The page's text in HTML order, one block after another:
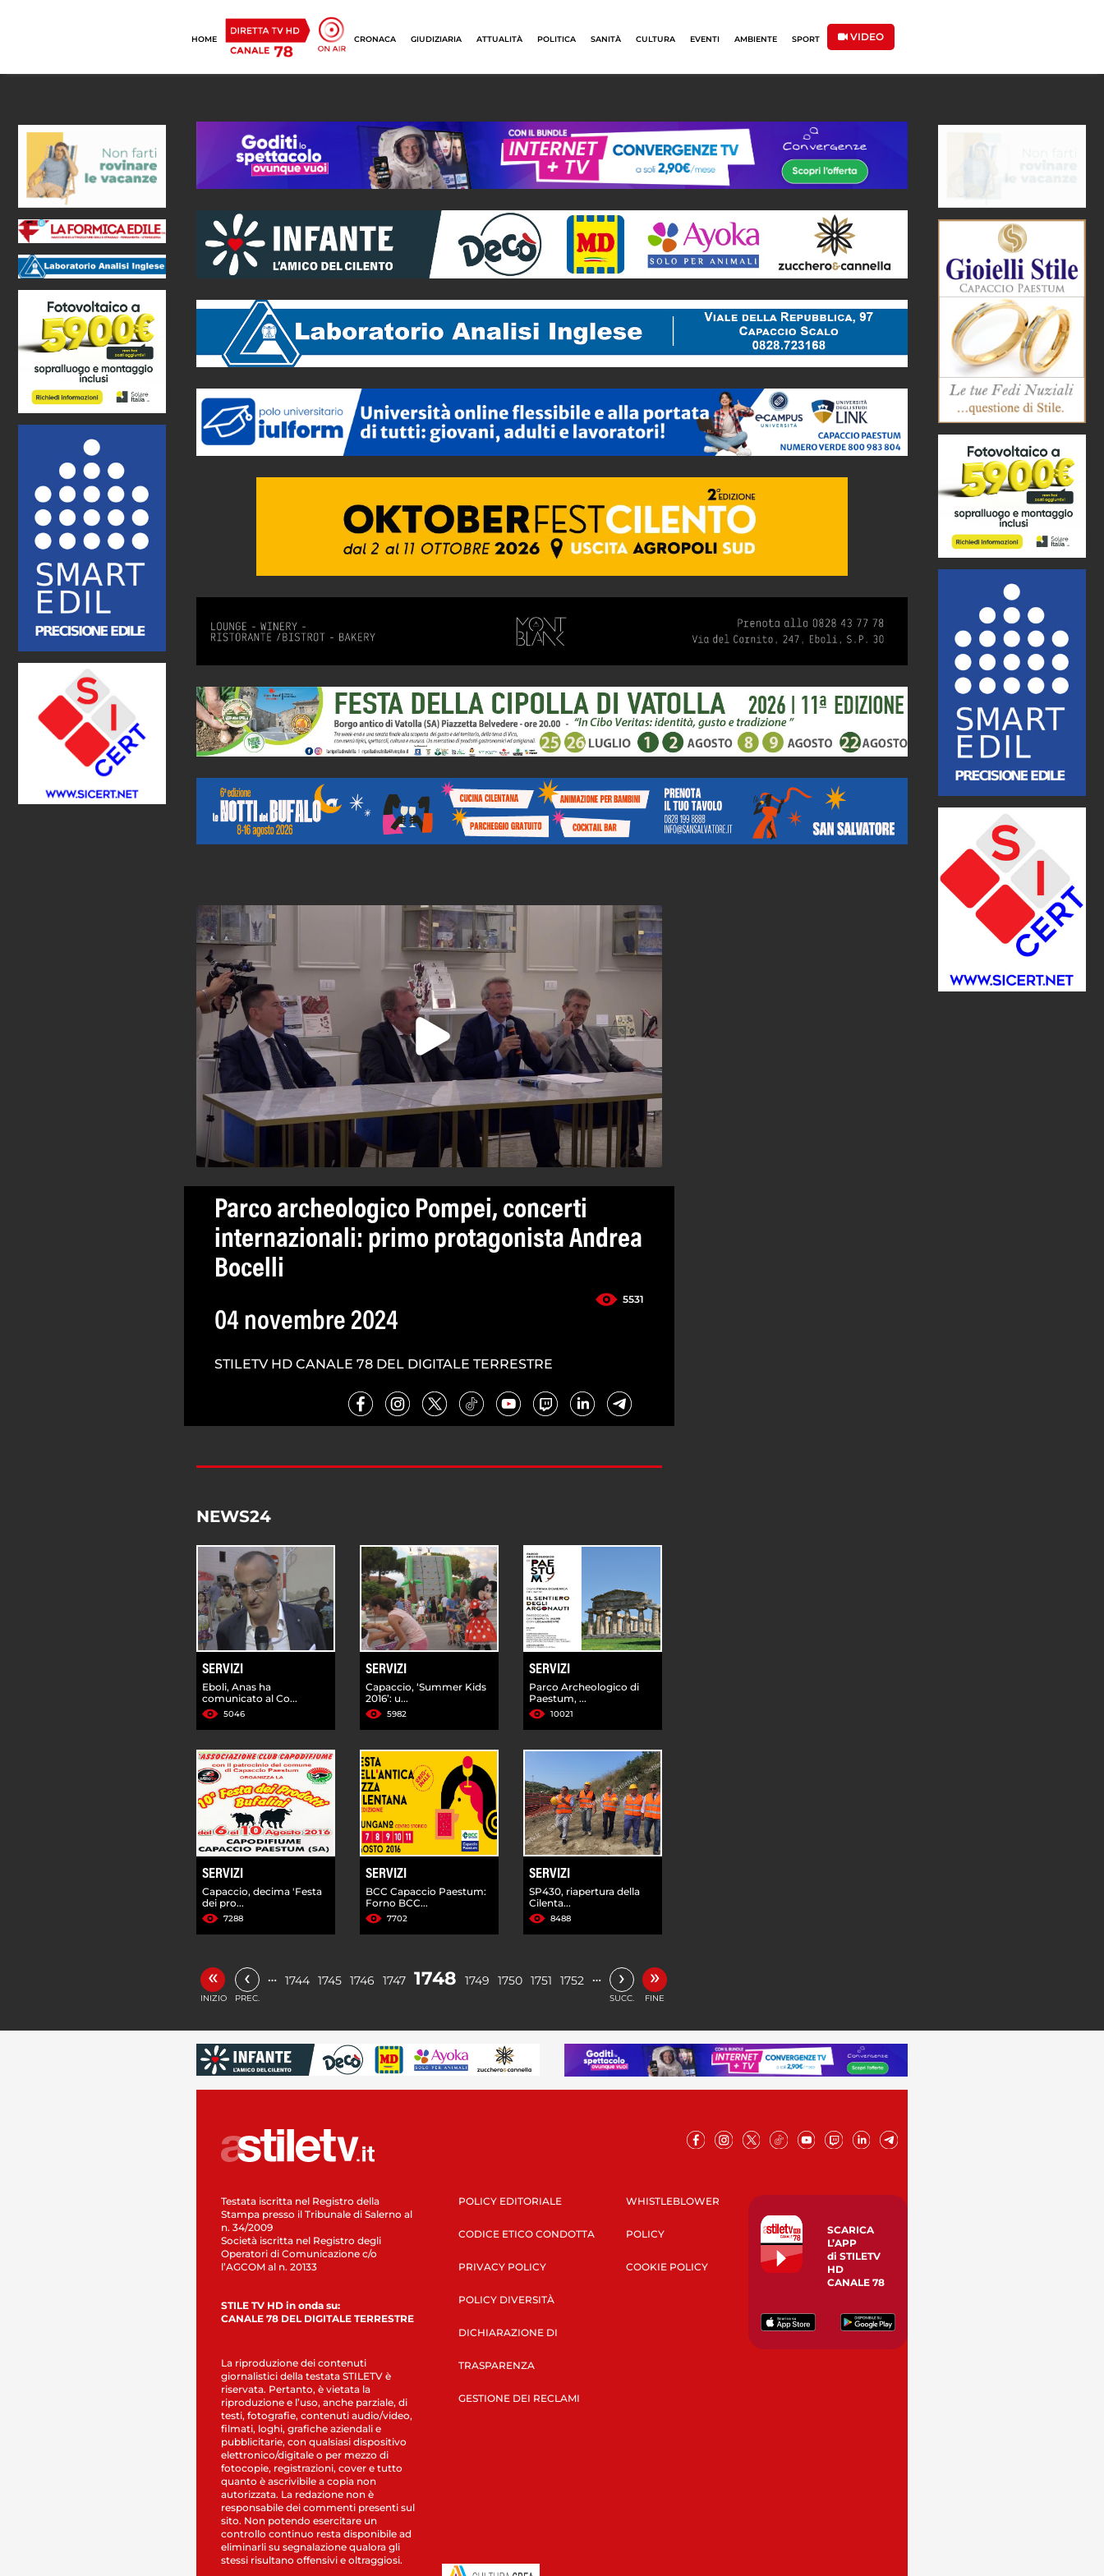
HOME CRONACA GIUDIZIARIA ATTUALITÀ POLITICA SANITÀ CULTURA EVENTI AMBIENTE SPORT VIDEO
Parco archeologico Pompei, concerti
internazionali: primo protagonista Andrea
Bocelli
5531
04 novembre 2024
STILETV HD CANALE 78 DEL DIGITALE TERRESTRE
NEWS24
SERVIZI
Eboli, Anas ha
comunicato al Co...
5046
SERVIZI
Capaccio, ‘Summer Kids
2016’: u...
5982
SERVIZI
Parco Archeologico di
Paestum, ...
10021
SERVIZI
Capaccio, decima 'Festa
dei pro...
7288
SERVIZI
BCC Capaccio Paestum:
Forno BCC...
7702
SERVIZI
SP430, riapertura della
Cilenta...
8488
«
INIZIO
‹
PREC.
… 1744 1745 1746 1747 1748 1749 1750 1751 1752 … ›
SUCC.
»
FINE
Testata iscritta nel Registro della
Stampa presso il Tribunale di Salerno al
n. 34/2009
Società iscritta nel Registro degli
Operatori di Comunicazione c/o
l’AGCOM al n. 20133
STILE TV HD in onda su:
CANALE 78 DEL DIGITALE TERRESTRE
La riproduzione dei contenuti
giornalistici della testata STILETV è
riservata. Pertanto, è vietata la
riproduzione e l’uso, anche parziale, di
testi, fotografie, contenuti audio/video,
filmati, loghi, grafiche aziendali e
pubblicitarie, con qualsiasi dispositivo
elettronico/digitale o per mezzo di
fotocopie, registrazioni, cover e tutto
quanto è ascrivibile a copia non
autorizzata. La redazione non è
responsabile dei commenti presenti sul
sito. Non potendo esercitare un
controllo continuo resta disponibile ad
eliminarli su segnalazione qualora gli
stessi risultano offensivi e oltraggiosi.
POLICY EDITORIALE
CODICE ETICO CONDOTTA
PRIVACY POLICY
POLICY DIVERSITÀ
DICHIARAZIONE DI
TRASPARENZA
GESTIONE DEI RECLAMI
WHISTLEBLOWER
POLICY
COOKIE POLICY
SCARICA
L’APP
di STILETV
HD
CANALE 78